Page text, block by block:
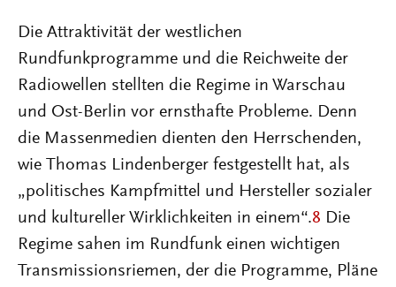
Die Attraktivität der westlichen
Rundfunkprogramme und die Reichweite der
Radiowellen stellten die Regime in Warschau
und Ost-Berlin vor ernsthafte Probleme. Denn
die Massenmedien dienten den Herrschenden,
wie Thomas Lindenberger festgestellt hat, als
„politisches Kampfmittel und Hersteller sozialer
und kultureller Wirklichkeiten in einem“.8 Die
Regime sahen im Rundfunk einen wichtigen
Transmissionsriemen, der die Programme, Pläne